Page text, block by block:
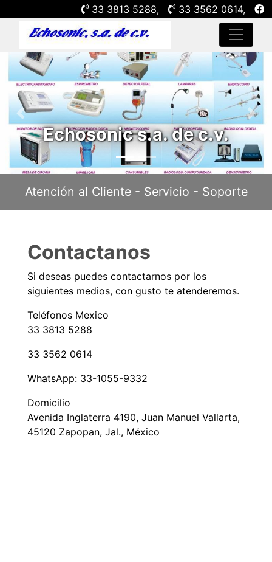
33 3813 5288, 33 3562 0614,
Echosonic s.a. de c.v.
Previous Next
Atención al Cliente - Servicio - Soporte
Contactanos
Si deseas puedes contactarnos por los
siguientes medios, con gusto te atenderemos.
Teléfonos Mexico
33 3813 5288
33 3562 0614
WhatsApp: 33-1055-9332
Domicilio
Avenida Inglaterra 4190, Juan Manuel Vallarta,
45120 Zapopan, Jal., México